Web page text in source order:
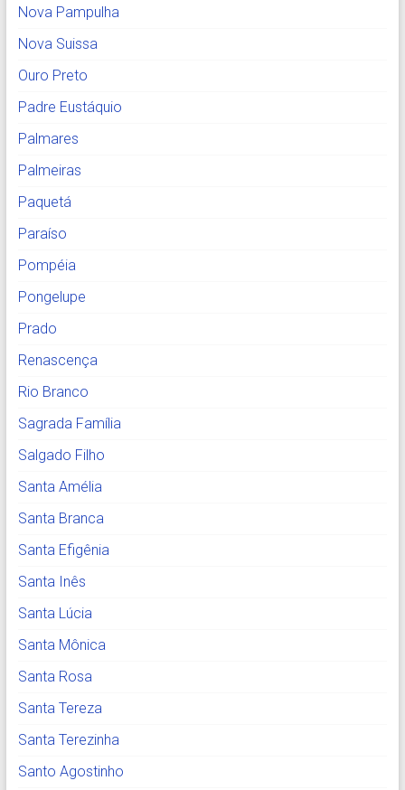
Nova Pampulha
Nova Suissa
Ouro Preto
Padre Eustáquio
Palmares
Palmeiras
Paquetá
Paraíso
Pompéia
Pongelupe
Prado
Renascença
Rio Branco
Sagrada Família
Salgado Filho
Santa Amélia
Santa Branca
Santa Efigênia
Santa Inês
Santa Lúcia
Santa Mônica
Santa Rosa
Santa Tereza
Santa Terezinha
Santo Agostinho